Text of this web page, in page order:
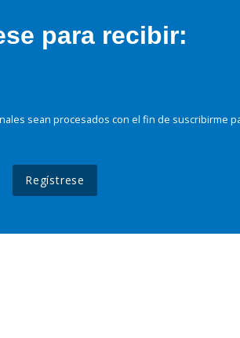
para recibir:
sean procesados con el fin de suscribirme
Regístrese